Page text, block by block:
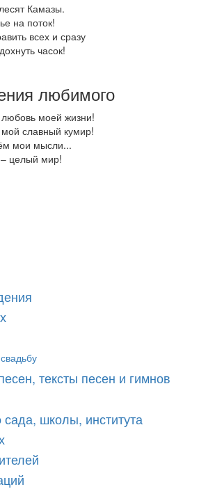
Камазы.
на поток!
всех и сразу
часок!
любимого
моей жизни!
славный кумир!
мои мысли...
целый мир!
тексты песен и гимнов
сада, школы, института